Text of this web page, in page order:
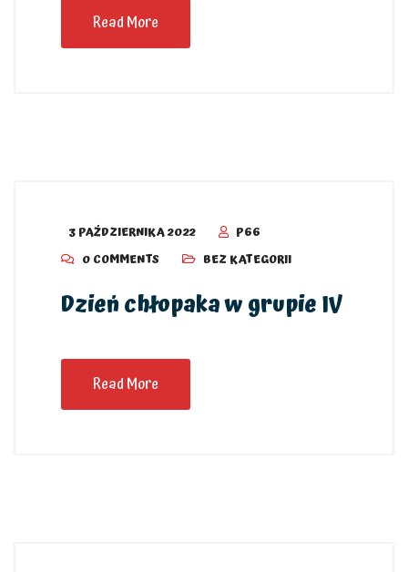
Read More
3 PAŹDZIERNIKA 2022
P66
0 COMMENTS
BEZ KATEGORII
Dzień chłopaka w grupie IV
Read More